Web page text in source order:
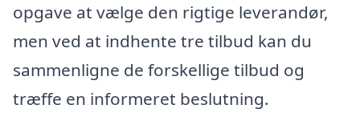
opgave at vælge den rigtige leverandør,
men ved at indhente tre tilbud kan du
sammenligne de forskellige tilbud og
træffe en informeret beslutning.